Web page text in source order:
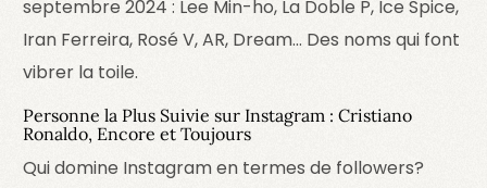
septembre 2024 : Lee Min-ho, La Doble P, Ice Spice,
Iran Ferreira, Rosé V, AR, Dream… Des noms qui font
vibrer la toile.
Personne la Plus Suivie sur Instagram : Cristiano
Ronaldo, Encore et Toujours
Qui domine Instagram en termes de followers?